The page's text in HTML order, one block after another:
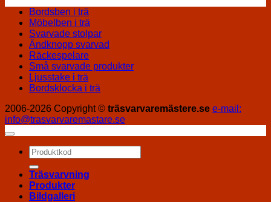
Bordsben i trä
Möbelben i trä
Svarvade stolpar
Ändknopp svarvad
Räckespelare
Små svarvade produkter
Ljusstake i trä
Bordsklocka i trä
2006-2026 Copyright © träsvarvaremästere.se e-mail:
info@trasvarvaremastare.se
Sök
efter:
Träsvarvning
Produkter
Bildgalleri